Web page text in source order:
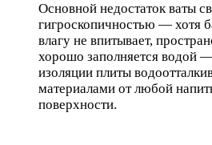
Основной недостаток ваты
гигроскопичностью — хотя
влагу не впитывает,
хорошо заполняется водой —
изоляции плиты
материалами от любой
поверхности.